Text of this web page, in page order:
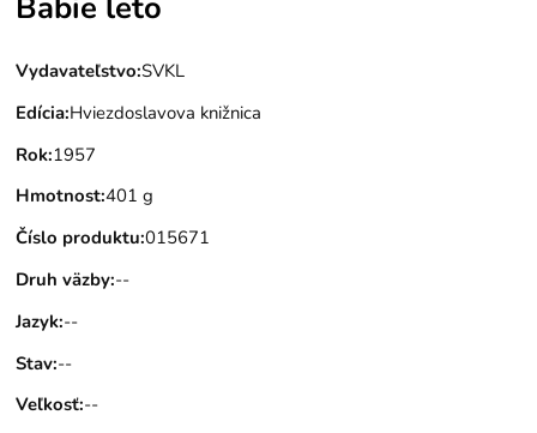
Vydavateľstvo:SVKL
Edícia:Hviezdoslavova knižnica
Rok:1957
Hmotnost:401 g
Číslo produktu:015671
Druh väzby:--
Jazyk:--
Stav:--
Veľkosť:--